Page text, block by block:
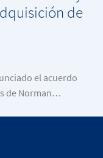
de
el acuerdo
de Norman…